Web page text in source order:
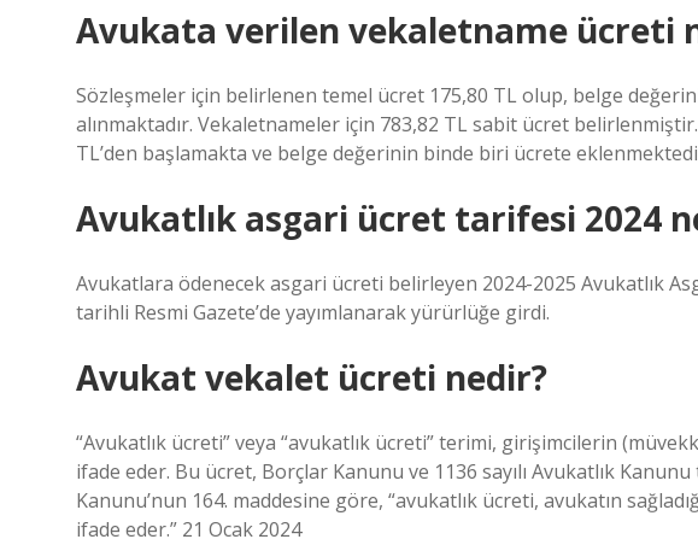
Avukata verilen vekaletname ücreti
Sözleşmeler için belirlenen temel ücret 175,80 TL olup, belge
alınmaktadır. Vekaletnameler için 783,82 TL sabit ücret
TL’den başlamakta ve belge değerinin binde biri ücrete
Avukatlık asgari ücret tarifesi 2024
Avukatlara ödenecek asgari ücreti belirleyen 2024-2025 Avukatlık
tarihli Resmi Gazete’de yayımlanarak yürürlüğe girdi.
Avukat vekalet ücreti nedir?
“Avukatlık ücreti” veya “avukatlık ücreti” terimi, girişimcilerin
ifade eder. Bu ücret, Borçlar Kanunu ve 1136 sayılı Avukatlık
Kanunu’nun 164. maddesine göre, “avukatlık ücreti, avukatın
ifade eder.” 21 Ocak 2024